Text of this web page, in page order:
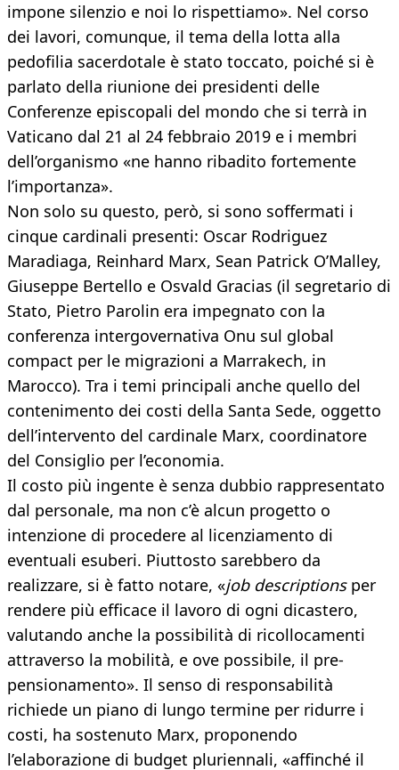
impone silenzio e noi lo rispettiamo». Nel corso
dei lavori, comunque, il tema della lotta alla
pedofilia sacerdotale è stato toccato, poiché si è
parlato della riunione dei presidenti delle
Conferenze episcopali del mondo che si terrà in
Vaticano dal 21 al 24 febbraio 2019 e i membri
dell’organismo «ne hanno ribadito fortemente
l’importanza».
Non solo su questo, però, si sono soffermati i
cinque cardinali presenti: Oscar Rodriguez
Maradiaga, Reinhard Marx, Sean Patrick O’Malley,
Giuseppe Bertello e Osvald Gracias (il segretario di
Stato, Pietro Parolin era impegnato con la
conferenza intergovernativa Onu sul global
compact per le migrazioni a Marrakech, in
Marocco). Tra i temi principali anche quello del
contenimento dei costi della Santa Sede, oggetto
dell’intervento del cardinale Marx, coordinatore
del Consiglio per l’economia.
Il costo più ingente è senza dubbio rappresentato
dal personale, ma non c’è alcun progetto o
intenzione di procedere al licenziamento di
eventuali esuberi. Piuttosto sarebbero da
realizzare, si è fatto notare, «job descriptions per
rendere più efficace il lavoro di ogni dicastero,
valutando anche la possibilità di ricollocamenti
attraverso la mobilità, e ove possibile, il pre-
pensionamento». Il senso di responsabilità
richiede un piano di lungo termine per ridurre i
costi, ha sostenuto Marx, proponendo
l’elaborazione di budget pluriennali, «affinché il